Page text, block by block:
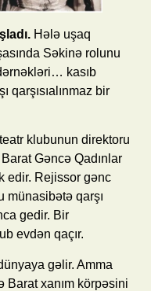
Hələ uşaq
Səkinə rolunu
kasıb
qarşısıalınmaz bir
klubunun direktoru
Gəncə Qadınlar
edir. Rejissor gənc
münasibətə qarşı
gedir. Bir
evdən qaçır.
gəlir. Amma
Barat xanım körpəsini